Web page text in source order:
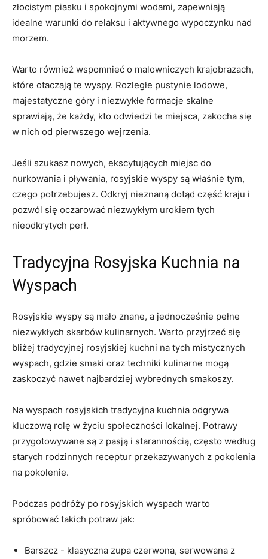
złocistym piasku i spokojnymi wodami, zapewniają
idealne warunki do relaksu i aktywnego wypoczynku nad
morzem.
Warto ⁤również wspomnieć‍ o malowniczych krajobrazach,
które otaczają te wyspy. ‌Rozległe pustynie lodowe,
majestatyczne‍ góry i niezwykłe ‍formacje skalne
sprawiają, ‍że⁢ każdy, kto odwiedzi‌ te miejsca, ⁣zakocha‌ się
w nich od pierwszego wejrzenia.
Jeśli szukasz nowych, ekscytujących ‌miejsc do
⁢nurkowania i pływania, rosyjskie wyspy są właśnie tym,
czego ⁣potrzebujesz. Odkryj nieznaną‌ dotąd część kraju i
pozwól się oczarować niezwykłym urokiem ‍tych
nieodkrytych perł.
Tradycyjna ‌Rosyjska⁤ Kuchnia na
Wyspach
Rosyjskie wyspy są mało znane, a jednocześnie pełne
niezwykłych skarbów kulinarnych. Warto przyjrzeć się
bliżej tradycyjnej rosyjskiej kuchni na​ tych mistycznych
wyspach, gdzie smaki ⁤oraz ⁣techniki kulinarne⁢ mogą
zaskoczyć nawet ⁤najbardziej ⁣wybrednych smakoszy.
Na ‍wyspach⁤ rosyjskich tradycyjna kuchnia odgrywa
kluczową‌ rolę w życiu⁤ społeczności lokalnej. Potrawy
przygotowywane są z pasją‍ i starannością, często według‌
starych rodzinnych receptur przekazywanych⁣ z pokolenia
na‌ pokolenie.
Podczas podróży po rosyjskich wyspach warto
spróbować ‍takich potraw jak:
Barszcz ⁢-‌ klasyczna zupa czerwona, ‌serwowana z